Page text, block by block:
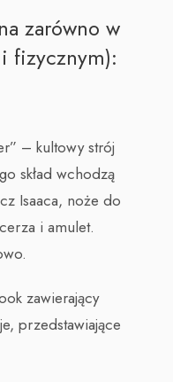
zarówno w
fizycznym):
– kultowy strój
skład wchodzą
Isaaca, noże do
i amulet.
zawierający
przedstawiające